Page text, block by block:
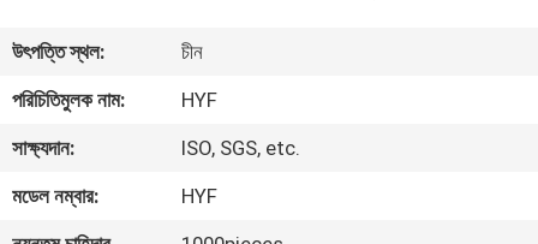
ভিডিও
সম্পর্কে
উৎপত্তি স্থল:
চীন
পরিচিতিমুলক নাম:
HYF
সাক্ষ্যদান:
ISO, SGS, etc.
মডেল নম্বার:
HYF